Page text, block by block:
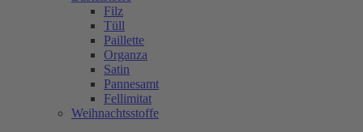
Filz
Tüll
Paillette
Organza
Satin
Pannesamt
Fellimitat
Weihnachtsstoffe